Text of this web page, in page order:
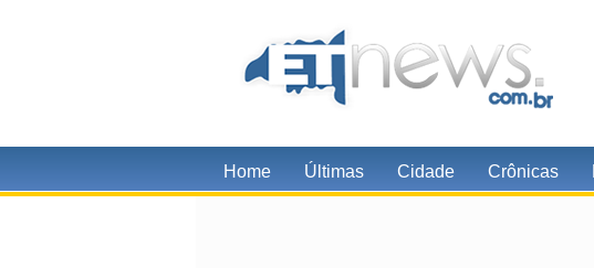
Home Últimas Cidade Crônicas